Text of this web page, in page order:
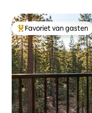
Topfavoriet van gasten
Favoriet van gasten